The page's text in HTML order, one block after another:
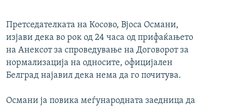
Претседателката на Косово, Вјоса Османи,
изјави дека во рок од 24 часа од прифаќањето
на Анексот за спроведување на Договорот за
нормализација на односите, официјален
Белград најавил дека нема да го почитува.
Османи ја повика меѓународната заедница да